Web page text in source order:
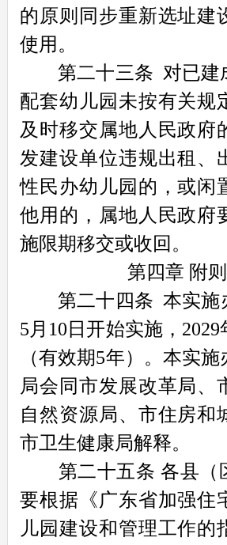
的原则同步重新选址建
使用。
第二十三条 对已建
配套幼儿园未按有关规
及时移交属地人民政府
发建设单位违规出租、
性民办幼儿园的，或闲
他用的，属地人民政府
施限期移交或收回。
第四章 附则
第二十四条 本实施
5月10日开始实施，
（有效期5年）。本实
局会同市发展改革局、
自然资源局、市住房和
市卫生健康局解释。
第二十五条 各县（
要根据《广东省加强住
儿园建设和管理工作的